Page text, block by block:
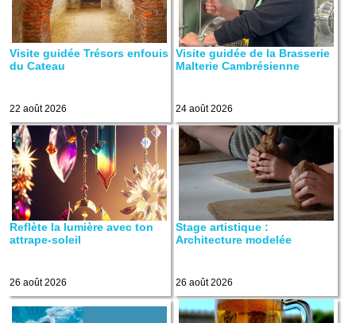
Visite guidée Trésors enfouis
du Cateau
22 août 2026
Visite guidée de la Brasserie
Malterie Cambrésienne
24 août 2026
Reflète la lumière avec ton
attrape-soleil
26 août 2026
Stage artistique :
Architecture modelée
26 août 2026